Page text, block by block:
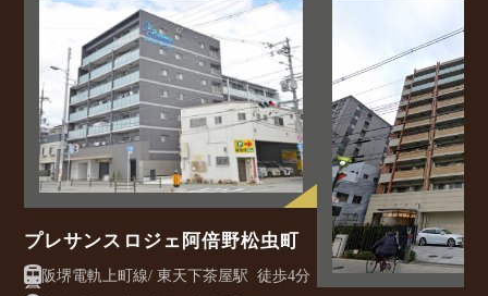
プレサンスロジェ阿倍野松虫町
阪堺電軌上町線/ 東天下茶屋駅 徒歩4分